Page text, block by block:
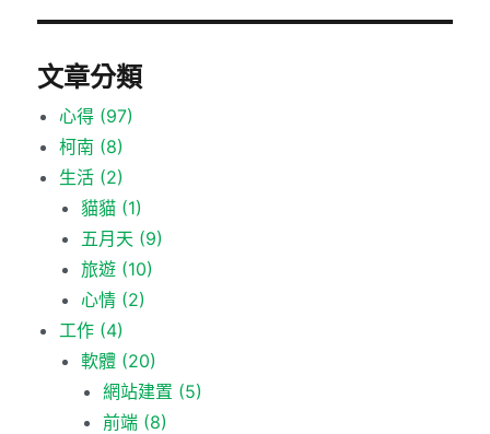
分
頁
文章分類
心得 (97)
柯南 (8)
生活 (2)
貓貓 (1)
五月天 (9)
旅遊 (10)
心情 (2)
工作 (4)
軟體 (20)
網站建置 (5)
前端 (8)